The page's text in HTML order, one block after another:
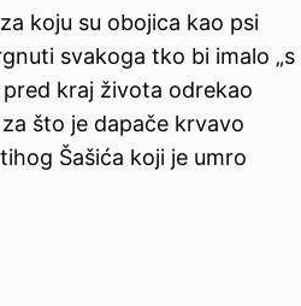
koju su obojica kao psi
svakoga tko bi imalo „s
pred kraj života odrekao
što je dapače krvavo
Šašića koji je umro